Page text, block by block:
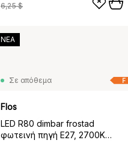
6,25 $
F
Σε απόθεμα
Flos
LED R80 dimbar frostad
φωτεινή πηγή E27, 2700K
ΝΕΑ